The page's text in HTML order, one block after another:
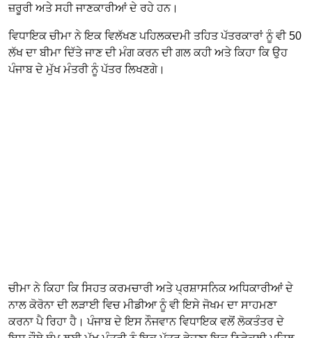
ਜ਼ਰੂਰੀ ਅਤੇ ਸਹੀ ਜਾਣਕਾਰੀਆਂ ਦੇ ਰਹੇ ਹਨ।
ਵਿਧਾਇਕ ਚੀਮਾ ਨੇ ਇਕ ਵਿਲੱਖਣ ਪਹਿਲਕਦਮੀ ਤਹਿਤ ਪੱਤਰਕਾਰਾਂ ਨੂੰ ਵੀ 50
ਲੱਖ ਦਾ ਬੀਮਾ ਦਿੱਤੇ ਜਾਣ ਦੀ ਮੰਗ ਕਰਨ ਦੀ ਗਲ ਕਹੀ ਅਤੇ ਕਿਹਾ ਕਿ ਉਹ
ਪੰਜਾਬ ਦੇ ਮੁੱਖ ਮੰਤਰੀ ਨੂੰ ਪੱਤਰ ਲਿਖਣਗੇ।
ਚੀਮਾ ਨੇ ਕਿਹਾ ਕਿ ਸਿਹਤ ਕਰਮਚਾਰੀ ਅਤੇ ਪ੍ਰਸ਼ਾਸਨਿਕ ਅਧਿਕਾਰੀਆਂ ਦੇ
ਨਾਲ ਕੋਰੋਨਾ ਦੀ ਲੜਾਈ ਵਿਚ ਮੀਡੀਆ ਨੂੰ ਵੀ ਇਸੇ ਜੋਖਮ ਦਾ ਸਾਹਮਣਾ
ਕਰਨਾ ਪੈ ਰਿਹਾ ਹੈ। ਪੰਜਾਬ ਦੇ ਇਸ ਨੌਜਵਾਨ ਵਿਧਾਇਕ ਵਲੋਂ ਲੋਕਤੰਤਰ ਦੇ